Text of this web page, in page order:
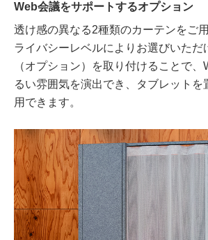
Web会議をサポートするオプション
透け感の異なる2種類のカーテンをご
ライバシーレベルによりお選びいただ
（オプション）を取り付けることで、
るい雰囲気を演出でき、タブレットを
用できます。